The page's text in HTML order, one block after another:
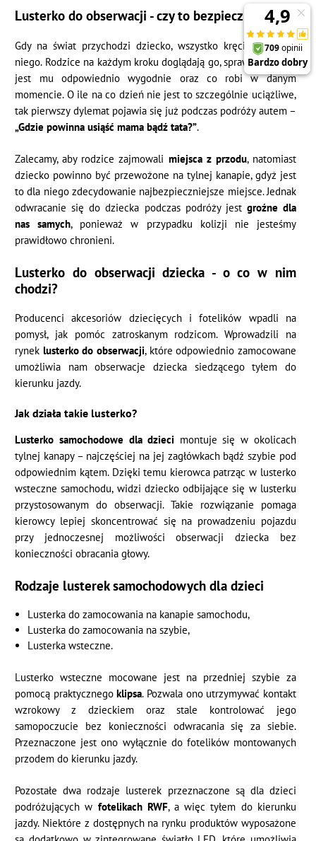
Lusterko do obserwacji - czy to bezpieczne?
Gdy na świat przychodzi dziecko, wszystko kręci się wokół
niego. Rodzice na każdym kroku doglądają go, sprawdzając czy
jest mu odpowiednio wygodnie oraz co robi w danym
momencie. O ile na co dzień nie jest to szczególnie uciążliwe,
tak pierwszy dylemat pojawia się już podczas podróży autem –
„Gdzie powinna usiąść mama bądź tata?”.
Zalecamy, aby rodzice zajmowali miejsca z przodu, natomiast
dziecko powinno być przewożone na tylnej kanapie, gdyż jest
to dla niego zdecydowanie najbezpieczniejsze miejsce. Jednak
odwracanie się do dziecka podczas podróży jest groźne dla
nas samych, ponieważ w przypadku kolizji nie jesteśmy
prawidłowo chronieni.
Lusterko do obserwacji dziecka - o co w nim
chodzi?
Producenci akcesoriów dziecięcych i fotelików wpadli na
pomysł, jak pomóc zatroskanym rodzicom. Wprowadzili na
rynek lusterko do obserwacji, które odpowiednio zamocowane
umożliwia nam obserwacje dziecka siedzącego tyłem do
kierunku jazdy.
Jak działa takie lusterko?
Lusterko samochodowe dla dzieci montuje się w okolicach
tylnej kanapy – najczęściej na jej zagłówkach bądź szybie pod
odpowiednim kątem. Dzięki temu kierowca patrząc w lusterko
wsteczne samochodu, widzi dziecko odbijające się w lusterku
przystosowanym do obserwacji. Takie rozwiązanie pomaga
kierowcy lepiej skoncentrować się na prowadzeniu pojazdu
przy jednoczesnej możliwości obserwacji dziecka bez
konieczności obracania głowy.
Rodzaje lusterek samochodowych dla dzieci
Lusterka do zamocowania na kanapie samochodu,
Lusterka do zamocowania na szybie,
Lusterka wsteczne.
Lusterko wsteczne mocowane jest na przedniej szybie za
pomocą praktycznegoklipsa. Pozwala ono utrzymywać kontakt
wzrokowy z dzieckiem oraz stale kontrolować jego
samopoczucie bez konieczności odwracania się za siebie.
Przeznaczone jest ono wyłącznie do fotelików montowanych
przodem do kierunku jazdy.
Pozostałe dwa rodzaje lusterek przeznaczone są dla dzieci
podróżujących w fotelikach RWF, a więc tyłem do kierunku
jazdy. Niektóre z dostępnych na rynku produktów wyposażone